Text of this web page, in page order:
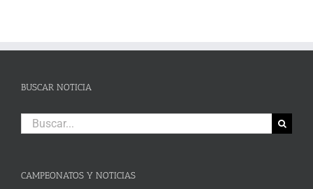
BUSCAR NOTICIA
Buscar:
CAMPEONATOS Y NOTICIAS